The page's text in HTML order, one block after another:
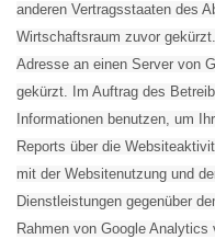
anderen Vertragsstaaten des
Wirtschaftsraum zuvor
Adresse an einen Server von
gekürzt. Im Auftrag des
Informationen benutzen, um
Reports über die
mit der Websitenutzung und
Dienstleistungen gegenüber
Rahmen von Google